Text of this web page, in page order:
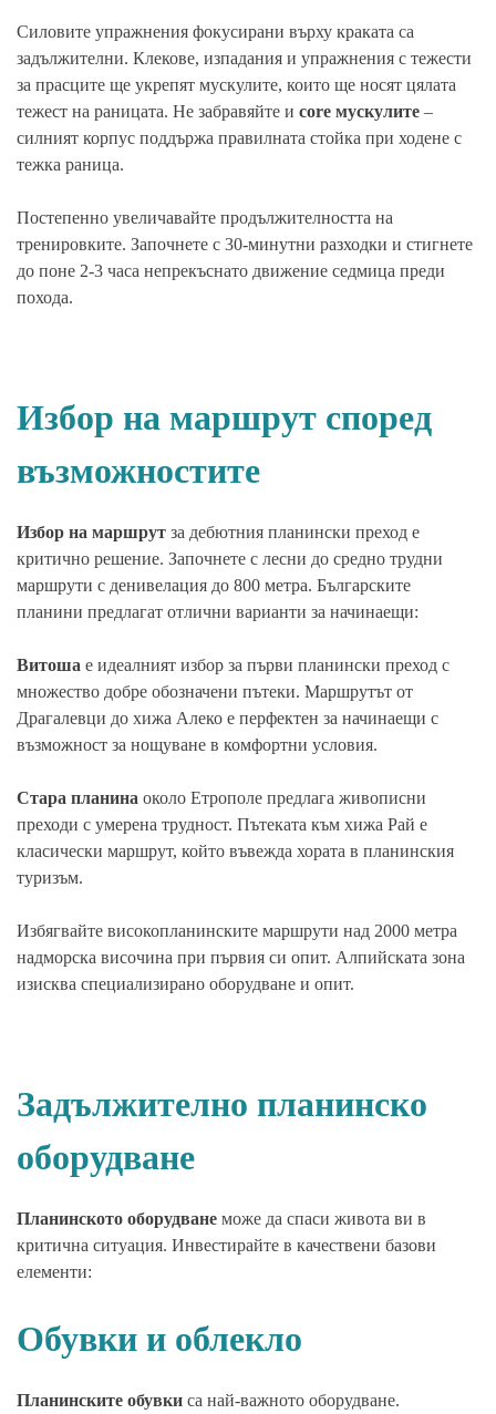
Силовите упражнения фокусирани върху краката са
задължителни. Клекове, изпадания и упражнения с тежести
за прасците ще укрепят мускулите, които ще носят цялата
тежест на раницата. Не забравяйте и core мускулите –
силният корпус поддържа правилната стойка при ходене с
тежка раница.
Постепенно увеличавайте продължителността на
тренировките. Започнете с 30-минутни разходки и стигнете
до поне 2-3 часа непрекъснато движение седмица преди
похода.
Избор на маршрут според
възможностите
Избор на маршрут за дебютния планински преход е
критично решение. Започнете с лесни до средно трудни
маршрути с денивелация до 800 метра. Българските
планини предлагат отлични варианти за начинаещи:
Витоша е идеалният избор за първи планински преход с
множество добре обозначени пътеки. Маршрутът от
Драгалевци до хижа Алеко е перфектен за начинаещи с
възможност за нощуване в комфортни условия.
Стара планина около Етрополе предлага живописни
преходи с умерена трудност. Пътеката към хижа Рай е
класически маршрут, който въвежда хората в планинския
туризъм.
Избягвайте високопланинските маршрути над 2000 метра
надморска височина при първия си опит. Алпийската зона
изисква специализирано оборудване и опит.
Задължително планинско
оборудване
Планинското оборудване може да спаси живота ви в
критична ситуация. Инвестирайте в качествени базови
елементи:
Обувки и облекло
Планинските обувки са най-важното оборудване.